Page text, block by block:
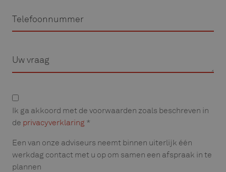
Privacyverklaring
Ik ga akkoord met de voorwaarden zoals beschreven in
de privacyverklaring *
Een van onze adviseurs neemt binnen uiterlijk één
werkdag contact met u op om samen een afspraak in te
plannen